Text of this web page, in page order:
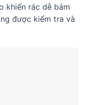
khiến rác dễ bám
được kiểm tra và